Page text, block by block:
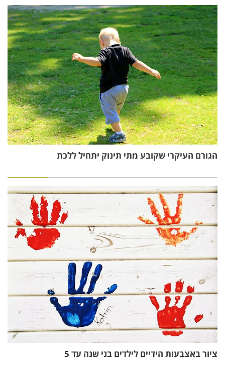
הגורם העיקרי שקובע מתי תינוק יתחיל ללכת
ציור באצבעות הידיים לילדים בני שנה עד 5